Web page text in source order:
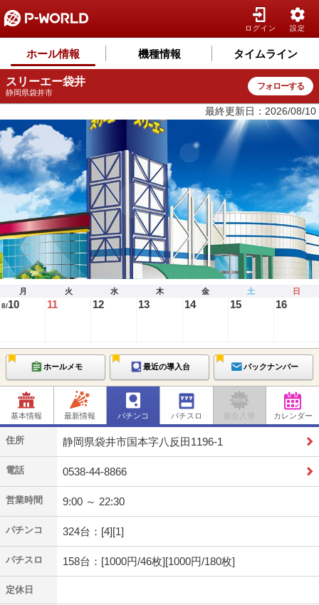
ログイン 設定
ホール情報 機種情報 タイムライン
スリーエー袋井
静岡県袋井市
フォローする
最終更新日：2026/08/10
月 火 水 木 金 土 日
8/10 11 12 13 14 15 16
ホールメモ 最近の導入台 バックナンバー
基本情報 最新情報 パチンコ パチスロ 新台入替 カレンダー
住所 静岡県袋井市国本字八反田1196-1
電話 0538-44-8866
営業時間 9:00 ～ 22:30
パチンコ 324台：[4][1]
パチスロ 158台：[1000円/46枚][1000円/180枚]
定休日